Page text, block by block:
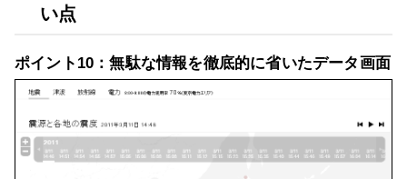
い点
ポイント10：無駄な情報を徹底的に省いたデータ画面